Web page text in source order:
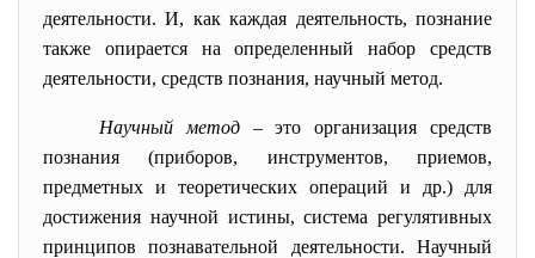
деятельности. И, как каждая деятельность, познание
также опирается на определенный набор средств
деятельности, средств познания, научный метод.
Научный метод– это организация средств
познания (приборов, инструментов, приемов,
предметных и теоретических операций и др.) для
достижения научной истины, система регулятивных
принципов познавательной деятельности. Научный